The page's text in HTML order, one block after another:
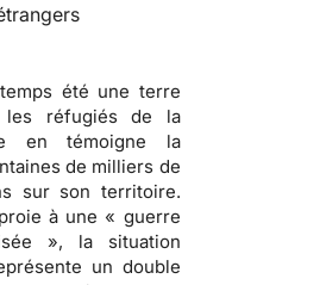
été une terre
les réfugiés de la
en témoigne la
de milliers de
sur son territoire.
à une « guerre
», la situation
un double